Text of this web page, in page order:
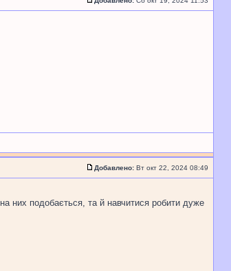
Добавлено: Вт окт 22, 2024 08:49
них подобається, та й навчитися робити дуже